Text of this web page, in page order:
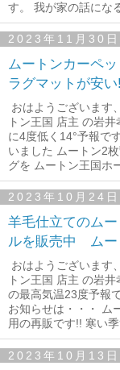
す。 我が家の話にな
2023年11月30日
ムートンカーペ
ラグマットが安い
おはようございます
トン王国 店主 の岩
に4度低く14°予報で
いました ムートン2
グを ムートン王国ホ
2023年10月24日
羊毛仕立てのム
ルを販売中 ムー
おはようございます
トン王国 店主 の岩
の最高気温23度予報
お知らせは・・・ ム
用の再販です!! 寒い季
2023年10月13日